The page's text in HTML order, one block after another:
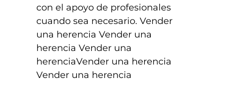
con el apoyo de profesionales
cuando sea necesario. Vender
una herencia Vender una
herencia Vender una
herenciaVender una herencia
Vender una herencia